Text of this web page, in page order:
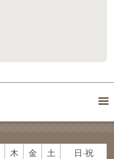
木 金 土 日·祝